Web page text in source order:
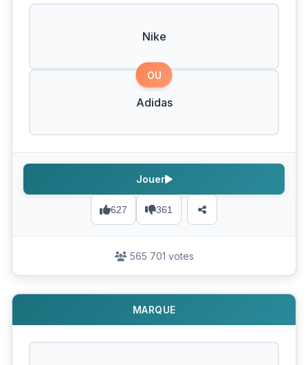
Nike
OU
Adidas
627 361
Jouer
565 701 votes
MARQUE